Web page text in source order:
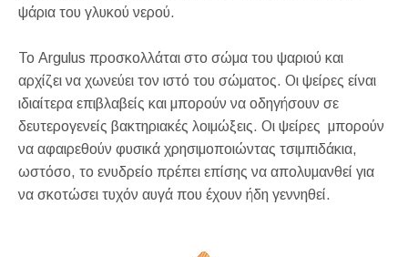
ψάρια του γλυκού νερού.
Το Argulus προσκολλάται στο σώμα του ψαριού και
αρχίζει να χωνεύει τον ιστό του σώματος. Οι ψείρες είναι
ιδιαίτερα επιβλαβείς και μπορούν να οδηγήσουν σε
δευτερογενείς βακτηριακές λοιμώξεις. Οι ψείρες μπορούν
να αφαιρεθούν φυσικά χρησιμοποιώντας τσιμπιδάκια,
ωστόσο, το ενυδρείο πρέπει επίσης να απολυμανθεί για
να σκοτώσει τυχόν αυγά που έχουν ήδη γεννηθεί.